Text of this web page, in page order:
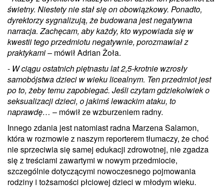
świetny. Niestety nie stał się on obowiązkowy. Ponadto,
dyrektorzy sygnalizują, że budowana jest negatywna
narracja. Zachęcam, aby każdy, kto wypowiada się w
kwestii tego przedmiotu negatywnie, porozmawiał z
praktykami– mówił Adrian Żoła.
- W ciągu ostatnich piętnastu lat 2,5-krotnie wzrosły
samobójstwa dzieci w wieku licealnym. Ten przedmiot jest
po to, żeby temu zapobiegać. Jeśli czytam gdziekolwiek o
seksualizacji dzieci, o jakimś lewackim ataku, to
naprawdę… – mówił ze wzburzeniem radny.
Innego zdania jest natomiast radna Marzena Salamon,
która w rozmowie z naszym reporterem tłumaczy, że choć
nie sprzeciwia się samej edukacji zdrowotnej, nie zgadza
się z treściami zawartymi w nowym przedmiocie,
szczególnie dotyczącymi nowoczesnego pojmowania
rodziny i tożsamości płciowej dzieci w młodym wieku.